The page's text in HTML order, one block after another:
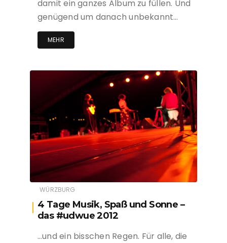
damit ein ganzes Album zu füllen. Und
genügend um danach unbekannt…
MEHR
WÜRZBURG
4 Tage Musik, Spaß und Sonne –
das #udwue 2012
…und ein bisschen Regen. Für alle, die